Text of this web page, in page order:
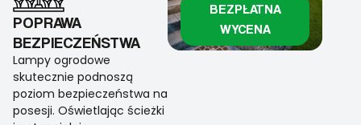
POPRAWA
BEZPIECZEŃSTWA
Lampy ogrodowe
skutecznie podnoszą
poziom bezpieczeństwa na
posesji. Oświetlając ścieżki
BEZPŁATNA
WYCENA